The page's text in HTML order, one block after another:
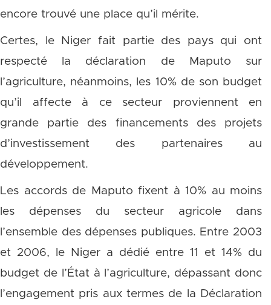
encore trouvé une place qu’il mérite.
Certes, le Niger fait partie des pays qui ont
respecté la déclaration de Maputo sur
l’agriculture, néanmoins, les 10% de son budget
qu’il affecte à ce secteur proviennent en
grande partie des financements des projets
d’investissement des partenaires au
développement.
Les accords de Maputo fixent à 10% au moins
les dépenses du secteur agricole dans
l’ensemble des dépenses publiques. Entre 2003
et 2006, le Niger a dédié entre 11 et 14% du
budget de l’État à l’agriculture, dépassant donc
l’engagement pris aux termes de la Déclaration